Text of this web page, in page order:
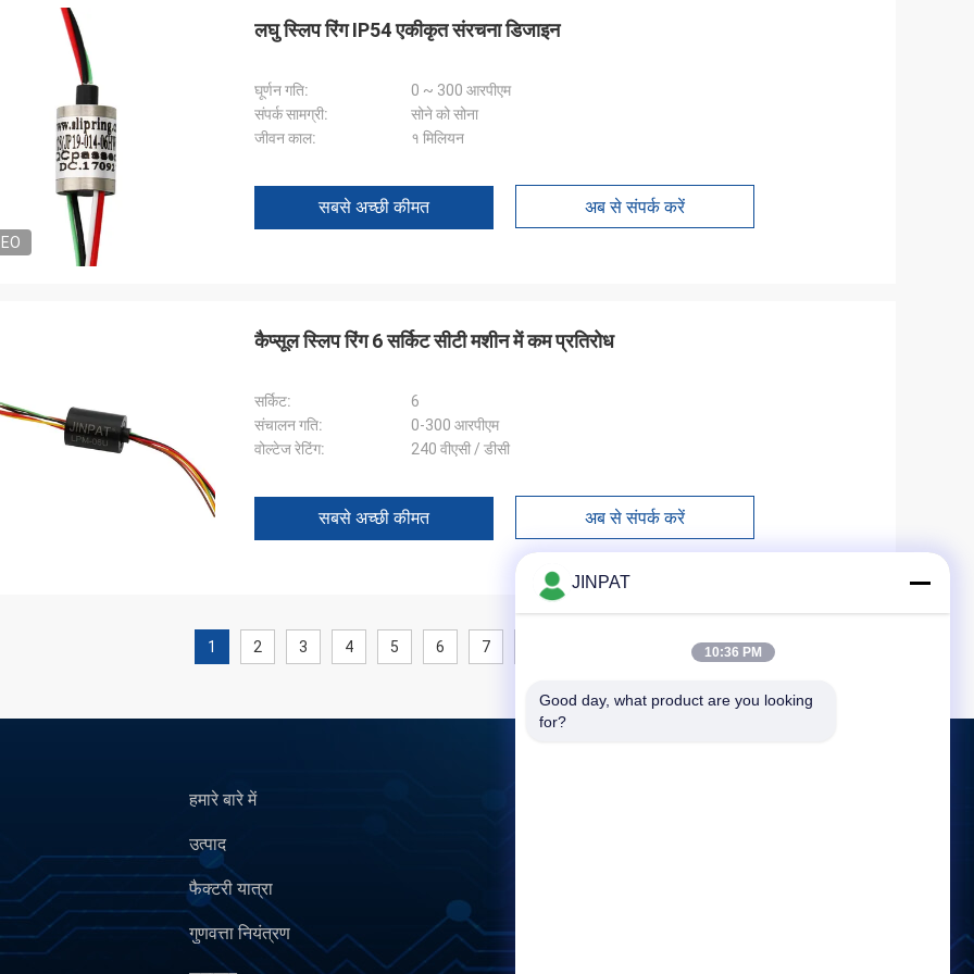
लघु स्लिप रिंग IP54 एकीकृत संरचना डिजाइन
घूर्णन गति:
0 ~ 300 आरपीएम
संपर्क सामग्री:
सोने को सोना
जीवन काल:
१ मिलियन
सबसे अच्छी कीमत अब से संपर्क करें
कैप्सूल स्लिप रिंग 6 सर्किट सीटी मशीन में कम प्रतिरोध
सर्किट:
6
संचालन गति:
0-300 आरपीएम
वोल्टेज रेटिंग:
240 वीएसी / डीसी
सबसे अच्छी कीमत अब से संपर्क करें
1 2 3 4 5 6 7
हमारे बारे में
उत्पाद
फैक्टरी यात्रा
गुणवत्ता नियंत्रण
JINPAT
10:36 PM
Good day, what product are you looking
for?